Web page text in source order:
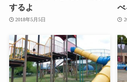
するよ
2018年5月5日
べ